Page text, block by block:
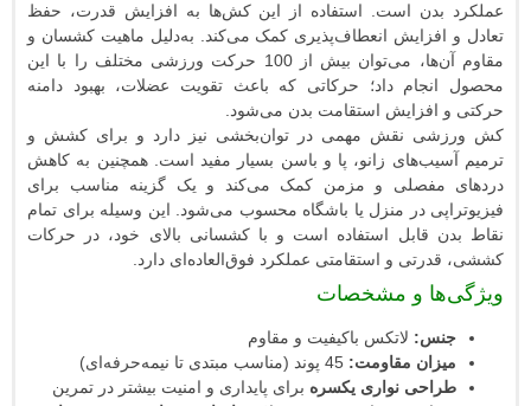
است. استفاده از این کش‌ها به افزایش قدرت، حفظ
انعطاف‌پذیری کمک می‌کند. به‌دلیل ماهیت کشسان و
مقاوم آن‌ها، می‌توان بیش از 100 حرکت ورزشی مختلف را با این
داد؛ حرکاتی که باعث تقویت عضلات، بهبود دامنه
استقامت بدن می‌شود.
نقش مهمی در توان‌بخشی نیز دارد و برای کشش و
زانو، پا و باسن بسیار مفید است. همچنین به کاهش
و مزمن کمک می‌کند و یک گزینه‌ مناسب برای
در منزل یا باشگاه محسوب می‌شود. این وسیله برای تمام
قابل استفاده است و با کشسانی بالای خود، در حرکات
و استقامتی عملکرد فوق‌العاده‌ای دارد.
و مشخصات
لاتکس باکیفیت و مقاوم
مقاومت:45 پوند (مناسب مبتدی تا نیمه‌حرفه‌ای)
نواری یکسره برای پایداری و امنیت بیشتر در تمرین